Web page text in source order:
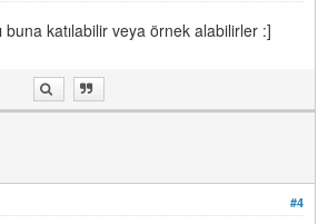
buna katılabilir veya örnek alabilirler :]
#4